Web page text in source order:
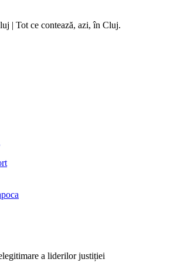
| Tot ce contează, azi, în Cluj.
a liderilor justiției